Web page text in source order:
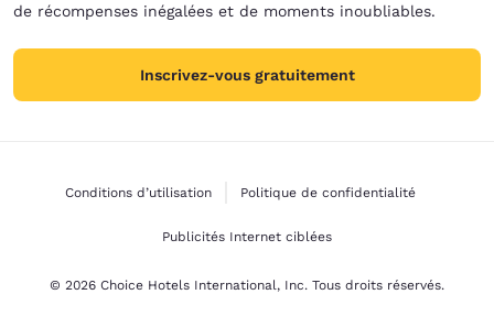
de récompenses inégalées et de moments inoubliables.
Inscrivez-vous gratuitement
Conditions d’utilisation Politique de confidentialité
Publicités Internet ciblées
© 2026 Choice Hotels International, Inc. Tous droits réservés.